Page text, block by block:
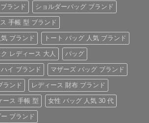
ランド ショルダーバッグ ブランド
手帳 型 ブランド
ブランド トート バッグ 人気 ブランド
レディース 大人 バッグ
イ ブランド マザーズ バッグ ブランド
ランド レディース 財布 ブランド
ース 手帳 型 女性 バッグ 人気 30 代
ブランド